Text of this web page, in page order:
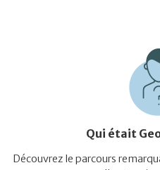
Qui était
Découvrez le parcours